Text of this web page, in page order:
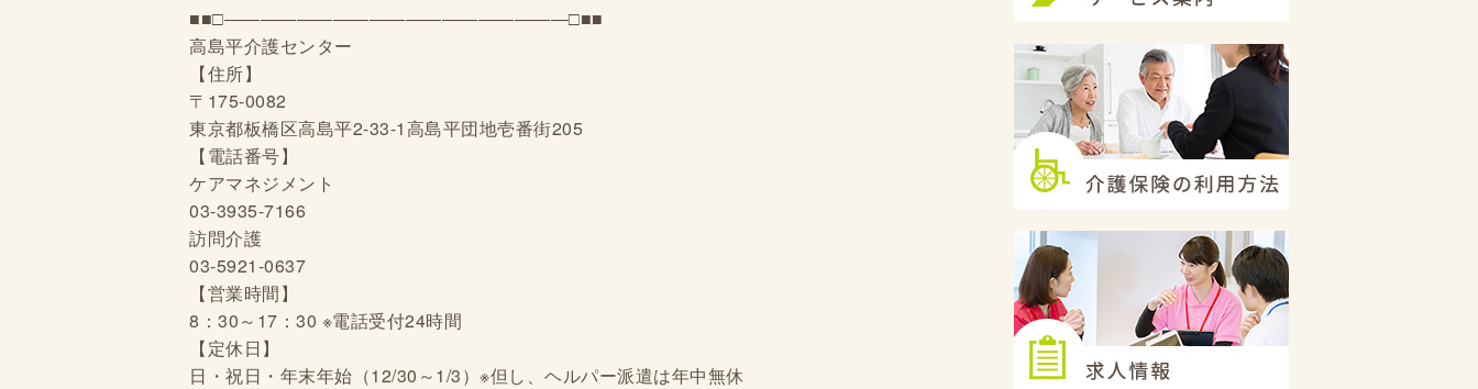
■■□―――――――――――――――――――□■■
高島平介護センター
【住所】
〒175-0082
東京都板橋区高島平2-33-1高島平団地壱番街205
【電話番号】
ケアマネジメント
03-3935-7166
訪問介護
03-5921-0637
【営業時間】
8：30～17：30 ※電話受付24時間
【定休日】
日・祝日・年末年始（12/30～1/3）※但し、ヘルパー派遣は年中無休